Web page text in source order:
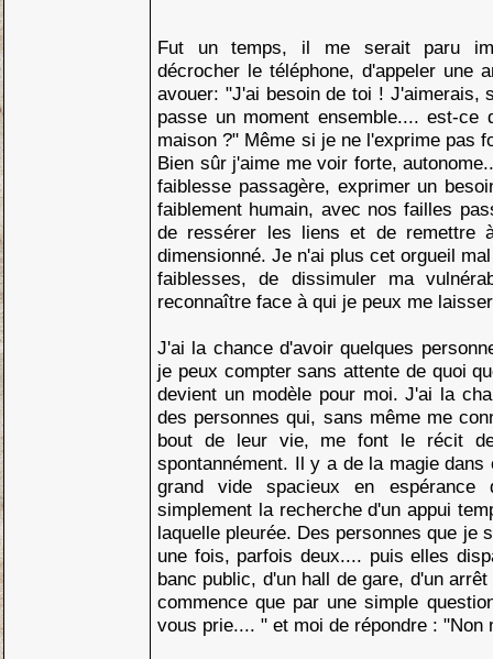
Fut un temps, il me serait paru
décrocher le téléphone, d'appeler une
avouer: "J'ai besoin de toi ! J'aimerais,
passe un moment ensemble.... est-
maison ?" Même si je ne l'exprime pas
Bien sûr j'aime me voir forte,
faiblesse passagère, exprimer un
faiblement humain, avec nos failles
de ressérer les liens et de remettre
dimensionné. Je n'ai plus cet orgueil
faiblesses, de dissimuler ma
reconnaître face à qui je peux me
J'ai la chance d'avoir quelques
je peux compter sans attente de quoi
devient un modèle pour moi. J'ai la
des personnes qui, sans même me
bout de leur vie, me font le récit
spontannément. Il y a de la magie
grand vide spacieux en espérance
simplement la recherche d'un appui
laquelle pleurée. Des personnes que je
une fois, parfois deux.... puis elles
banc public, d'un hall de gare, d'un
commence que par une simple
vous prie.... " et moi de répondre :